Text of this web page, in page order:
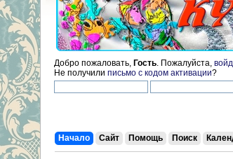
Добро пожаловать, Гость . Пожалуйста,
Не получили письмо с кодом активации?
Начало Сайт Помощь Поиск